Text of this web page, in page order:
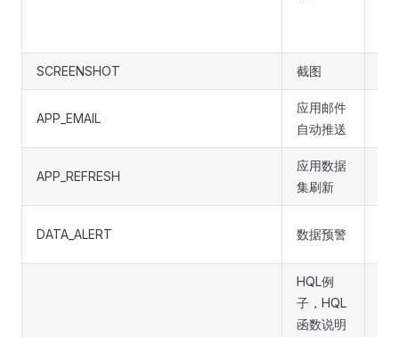
SCREENSHOT 截图
APP_EMAIL
应用邮件
自动推送
APP_REFRESH
应用数据
集刷新
DATA_ALERT 数据预警
HQL例
子，HQL
函数说明